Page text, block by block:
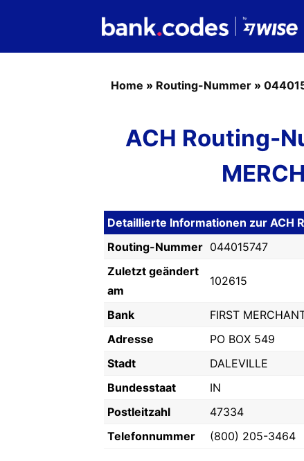
Home » Routing-Nummer »
ACH Routing-
Detaillierte Informationen zur ACH
Routing-Nummer 044015747
Zuletzt geändert
am
102615
Bank
FIRST
Adresse
PO BOX 549
Stadt
DALEVILLE
Bundesstaat
IN
Postleitzahl
47334
Telefonnummer
(800) 205-3464